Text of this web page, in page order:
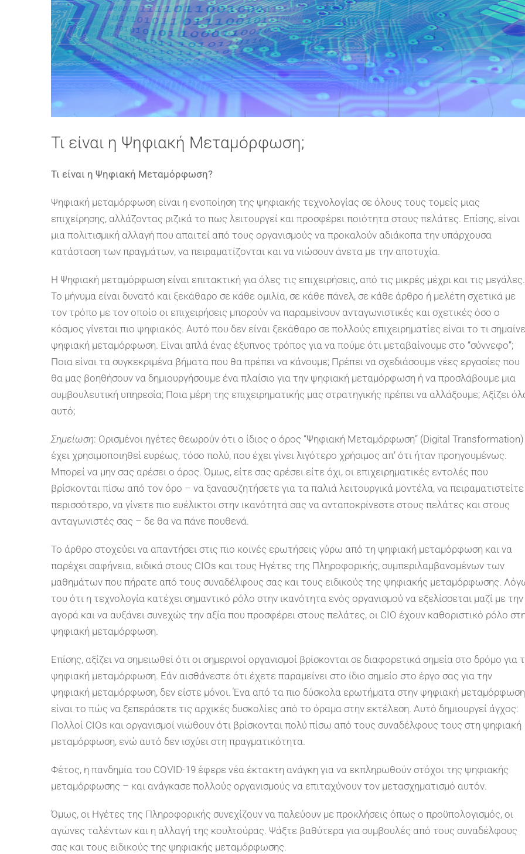
Τι είναι η Ψηφιακή Μεταμόρφωση;
Τι είναι η Ψηφιακή Μεταμόρφωση?
Ψηφιακή μεταμόρφωση είναι η ενοποίηση της ψηφιακής τεχνολογίας σε όλους τους τομείς μιας
επιχείρησης, αλλάζοντας ριζικά το πως λειτουργεί και προσφέρει ποιότητα στους πελάτες. Επίσης, είναι
μια πολιτισμική αλλαγή που απαιτεί από τους οργανισμούς να προκαλούν αδιάκοπα την υπάρχουσα
κατάσταση των πραγμάτων, να πειραματίζονται και να νιώσουν άνετα με την αποτυχία.
Η Ψηφιακή μεταμόρφωση είναι επιτακτική για όλες τις επιχειρήσεις, από τις μικρές μέχρι και τις μεγάλες.
Το μήνυμα είναι δυνατό και ξεκάθαρο σε κάθε ομιλία, σε κάθε πάνελ, σε κάθε άρθρο ή μελέτη σχετικά με
τον τρόπο με τον οποίο οι επιχειρήσεις μπορούν να παραμείνουν ανταγωνιστικές και σχετικές όσο ο
κόσμος γίνεται πιο ψηφιακός. Αυτό που δεν είναι ξεκάθαρο σε πολλούς επιχειρηματίες είναι το τι
ψηφιακή μεταμόρφωση. Είναι απλά ένας έξυπνος τρόπος για να πούμε ότι μεταβαίνουμε στο “σύννεφο”;
Ποια είναι τα συγκεκριμένα βήματα που θα πρέπει να κάνουμε; Πρέπει να σχεδιάσουμε νέες εργασίες που
θα μας βοηθήσουν να δημιουργήσουμε ένα πλαίσιο για την ψηφιακή μεταμόρφωση ή να προσλάβουμε μια
συμβουλευτική υπηρεσία; Ποια μέρη της επιχειρηματικής μας στρατηγικής πρέπει να αλλάξουμε; Αξίζει
αυτό;
Σημείωση: Ορισμένοι ηγέτες θεωρούν ότι ο ίδιος ο όρος “Ψηφιακή Μεταμόρφωση” (Digital Transformation)
έχει χρησιμοποιηθεί ευρέως, τόσο πολύ, που έχει γίνει λιγότερο χρήσιμος απ’ ότι ήταν προηγουμένως.
Μπορεί να μην σας αρέσει ο όρος. Όμως, είτε σας αρέσει είτε όχι, οι επιχειρηματικές εντολές που
βρίσκονται πίσω από τον όρο – να ξανασυζητήσετε για τα παλιά λειτουργικά μοντέλα, να πειραματιστείτε
περισσότερο, να γίνετε πιο ευέλικτοι στην ικανότητά σας να ανταποκρίνεστε στους πελάτες και στους
ανταγωνιστές σας – δε θα να πάνε πουθενά.
Το άρθρο στοχεύει να απαντήσει στις πιο κοινές ερωτήσεις γύρω από τη ψηφιακή μεταμόρφωση και να
παρέχει σαφήνεια, ειδικά στους CIOs και τους Ηγέτες της Πληροφορικής, συμπεριλαμβανομένων των
μαθημάτων που πήρατε από τους συναδέλφους σας και τους ειδικούς της ψηφιακής μεταμόρφωσης.
του ότι η τεχνολογία κατέχει σημαντικό ρόλο στην ικανότητα ενός οργανισμού να εξελίσσεται μαζί με την
αγορά και να αυξάνει συνεχώς την αξία που προσφέρει στους πελάτες, οι CIO έχουν καθοριστικό ρόλο
ψηφιακή μεταμόρφωση.
Επίσης, αξίζει να σημειωθεί ότι οι σημερινοί οργανισμοί βρίσκονται σε διαφορετικά σημεία στο δρόμο για
ψηφιακή μεταμόρφωση. Εάν αισθάνεστε ότι έχετε παραμείνει στο ίδιο σημείο στο έργο σας για την
ψηφιακή μεταμόρφωση, δεν είστε μόνοι. Ένα από τα πιο δύσκολα ερωτήματα στην ψηφιακή μεταμόρφωση
είναι το πώς να ξεπεράσετε τις αρχικές δυσκολίες από το όραμα στην εκτέλεση. Αυτό δημιουργεί άγχος:
Πολλοί CIOs και οργανισμοί νιώθουν ότι βρίσκονται πολύ πίσω από τους συναδέλφους τους στη ψηφιακή
μεταμόρφωση, ενώ αυτό δεν ισχύει στη πραγματικότητα.
Φέτος, η πανδημία του COVID-19 έφερε νέα έκτακτη ανάγκη για να εκπληρωθούν στόχοι της ψηφιακής
μεταμόρφωσης – και ανάγκασε πολλούς οργανισμούς να επιταχύνουν τον μετασχηματισμό αυτόν.
Όμως, οι Ηγέτες της Πληροφορικής συνεχίζουν να παλεύουν με προκλήσεις όπως ο προϋπολογισμός, οι
αγώνες ταλέντων και η αλλαγή της κουλτούρας. Ψάξτε βαθύτερα για συμβουλές από τους συναδέλφους
σας και τους ειδικούς της ψηφιακής μεταμόρφωσης.